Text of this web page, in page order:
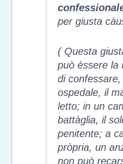
per giusta
( Questa
può èssere la
di
ospedale, il
letto; in un
battàglia, il
penitente; a
pròpria, un
non può